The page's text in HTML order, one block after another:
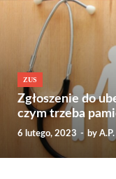
ZUS
Zgłoszenie do
czym trzeba
6 lutego, 2023 - by A.P.